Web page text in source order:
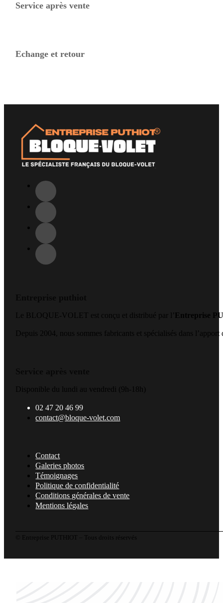
Service après vente
Echange et retour
Le BLOQUE-VOLET est conçu et distribué par l’ Entreprise
Depuis 2004, nous sommes fabricants et spécialisés dans
Disponible du lundi au vendredi (9h-18h)
02 47 20 46 99
contact@bloque-volet.com
Contact
Galeries photos
Témoignages
Politique de confidentialité
Conditions générales de vente
Mentions légales
© Entreprise PUTHIOT – Tous droits réservés